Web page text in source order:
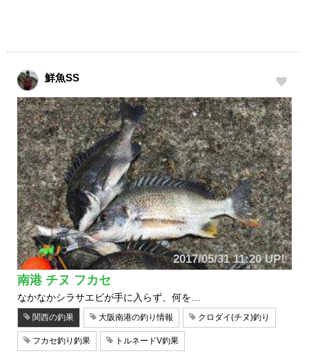
鮮魚SS
2017/05/31 11:20 UP!
南港 チヌ フカセ
なかなかシラサエビが手に入らず、何を…
関西の釣果 大阪南港の釣り情報 クロダイ(チヌ)釣り
フカセ釣り釣果 トルネードV釣果